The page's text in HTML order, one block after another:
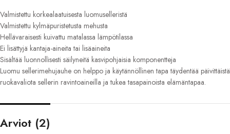
Valmistettu korkealaatuisesta luomuselleristä
Valmistettu kylmäpuristetusta mehusta
Hellävaraisesti kuivattu matalassa lämpötilassa
Ei lisättyjä kantaja-aineita tai lisäaineita
Sisältää luonnollisesti säilyneitä kasvipohjaisia komponentteja
Luomu sellerimehujauhe on helppo ja käytännöllinen tapa täydentää päivittäistä
ruokavaliota sellerin ravintoaineilla ja tukea tasapainoista elämäntapaa.
Arviot (2)